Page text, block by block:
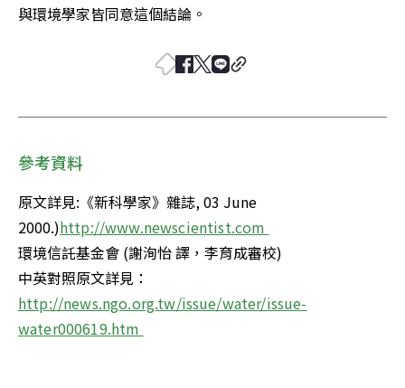
與環境學家皆同意這個結論。
參考資料
原文詳見:《新科學家》雜誌, 03 June
2000.)
環境信託基金會 (謝洵怡 譯，李育成審校)
中英對照原文詳見：
http://news.ngo.org.tw/issue/water/issue-